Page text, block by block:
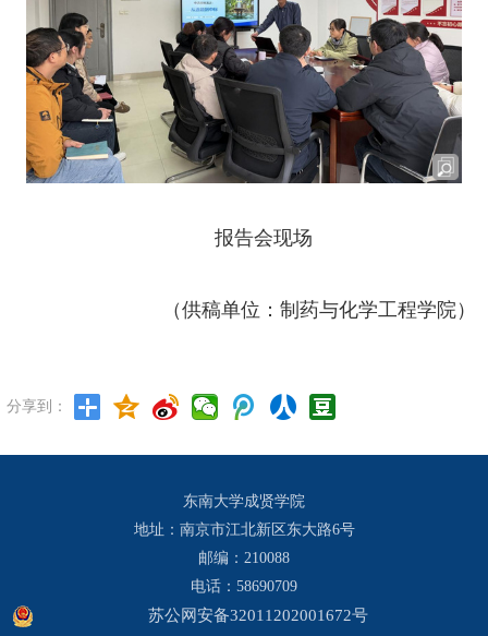
报告会现场
（供稿单位：制药与化学工程学院）
分享到：
东南大学成贤学院
地址：南京市江北新区东大路6号
邮编：210088
电话：58690709
苏公网安备32011202001672号